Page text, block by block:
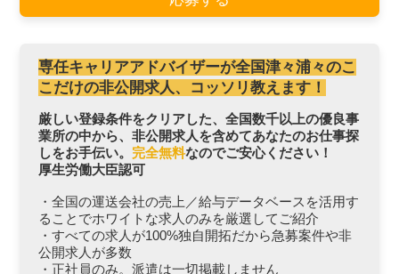
専任キャリアアドバイザーが全国津々浦々のこ
こだけの非公開求人、コッソリ教えます！
厳しい登録条件をクリアした、全国数千以上の優良事
業所の中から、非公開求人を含めてあなたのお仕事探
しをお手伝い。 完全無料なのでご安心ください！
厚生労働大臣認可
・全国の運送会社の売上／給与データベースを活用す
ることでホワイトな求人のみを厳選してご紹介
・すべての求人が100%独自開拓だから急募案件や非
公開求人が多数
・正社員のみ。派遣は一切掲載しません